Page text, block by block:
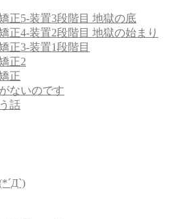
正5-装置3段階目 地獄の底
正4-装置2段階目 地獄の始まり
正3-装置1段階目
正2
正
ないのです
話